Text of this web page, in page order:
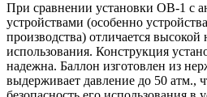
При сравнении установки ОВ-1 с
устройствами (особенно
производства) отличается
использования. Конструкция
надежна. Баллон изготовлен из
выдерживает давление до 50 атм.,